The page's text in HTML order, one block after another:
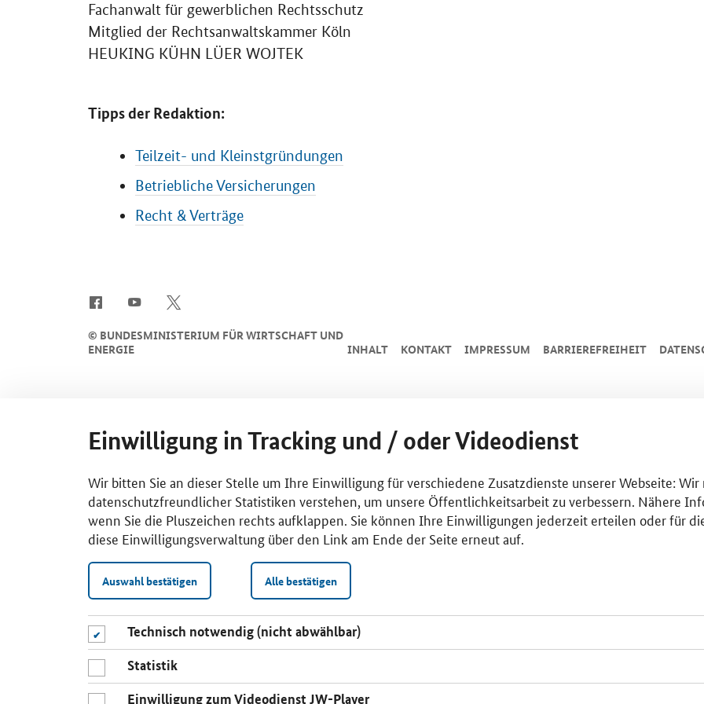
Fachanwalt für gewerblichen Rechtsschutz
Mitglied der Rechtsanwaltskammer Köln
HEUKING KÜHN LÜER WOJTEK
Tipps der Redaktion:
Teilzeit- und Kleinstgründungen
Betriebliche Versicherungen
Recht & Verträge
© BUNDESMINISTERIUM FÜR WIRTSCHAFT UND
ENERGIE
INHALT KONTAKT IMPRESSUM BARRIEREFREIHEIT
Einwilligung in Tracking und / oder Videodienst
Wir bitten Sie an dieser Stelle um Ihre Einwilligung für verschiedene Zusatzdienste unserer Webseite:
datenschutzfreundlicher Statistiken verstehen, um unsere Öffentlichkeitsarbeit zu verbessern. Nähere
wenn Sie die Pluszeichen rechts aufklappen. Sie können Ihre Einwilligungen jederzeit erteilen oder für
diese Einwilligungsverwaltung über den Link am Ende der Seite erneut auf.
Auswahl bestätigen Alle bestätigen
Technisch notwendig (nicht abwählbar)
Statistik
Einwilligung zum Videodienst JW-Player